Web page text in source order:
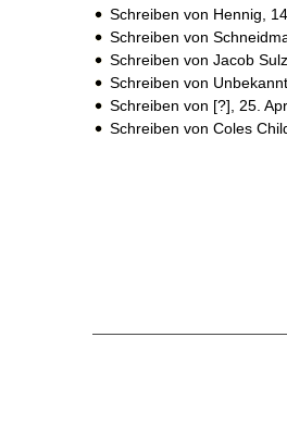
Schreiben von Hennig,
Schreiben von
Schreiben von Jacob
Schreiben von
Schreiben von [?], 25.
Schreiben von Coles